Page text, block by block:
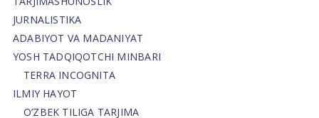
JURNALISTIKA
ADABIYOT VA MADANIYAT
YOSH TADQIQOTCHI MINBARI
TERRA INCOGNITA
ILMIY HAYOT
O’ZBEK TILIGA TARJIMA